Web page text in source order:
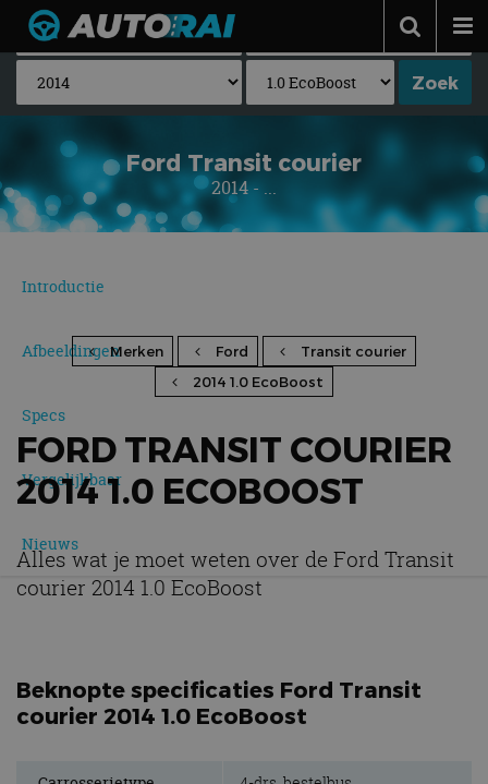
Autonieuws
Podcast
Autotests
Automerken
Adverteren
Contact
Ford Transit courier
2014 - ...
Introductie
Afbeeldingen
Specs
Vergelijkbaar
Nieuws
Merken Ford
Transit courier
2014 1.0 EcoBoost
FORD TRANSIT COURIER
2014 1.0 ECOBOOST
Alles wat je moet weten over de Ford Transit
courier 2014 1.0 EcoBoost
Beknopte specificaties Ford Transit
courier 2014 1.0 EcoBoost